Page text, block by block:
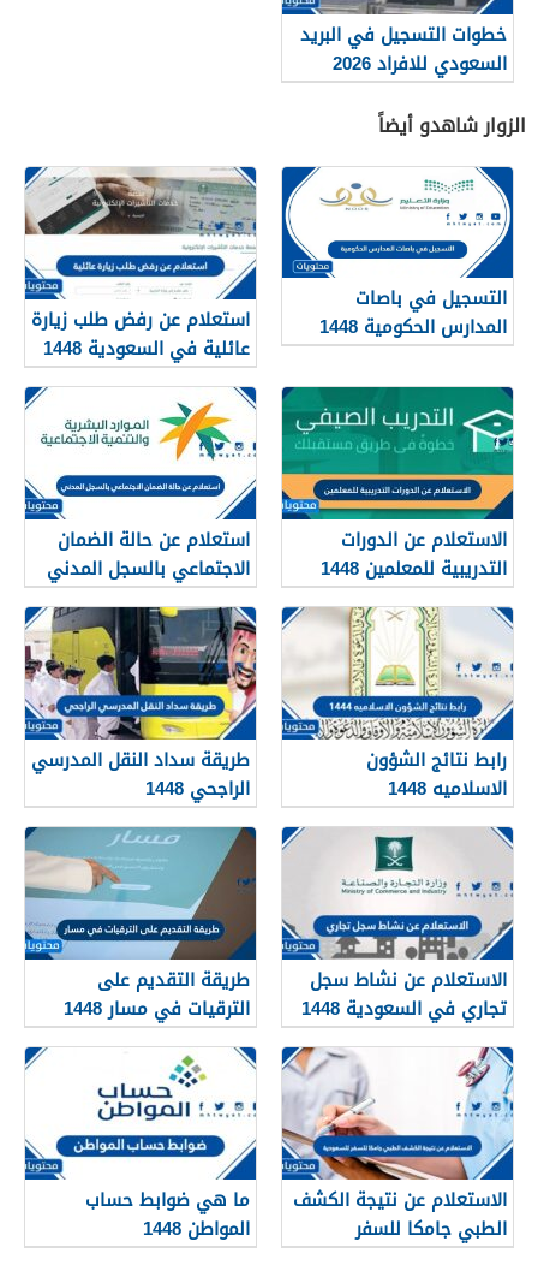
خطوات التسجيل في البريد
السعودي للافراد 2026
الزوار شاهدو أيضاً
التسجيل في باصات
المدارس الحكومية 1448
استعلام عن رفض طلب زيارة
عائلية في السعودية 1448
الرابط والطريقة
الاستعلام عن الدورات
التدريبية للمعلمين 1448
استعلام عن حالة الضمان
الاجتماعي بالسجل المدني
1448
رابط نتائج الشؤون
الاسلاميه 1448
طريقة سداد النقل المدرسي
الراجحي 1448
الاستعلام عن نشاط سجل
تجاري في السعودية 1448
طريقة التقديم على
الترقيات في مسار 1448
الاستعلام عن نتيجة الكشف
الطبي جامكا للسفر
للسعودية 1448
ما هي ضوابط حساب
المواطن 1448